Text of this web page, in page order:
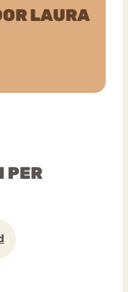
LAURA
PER